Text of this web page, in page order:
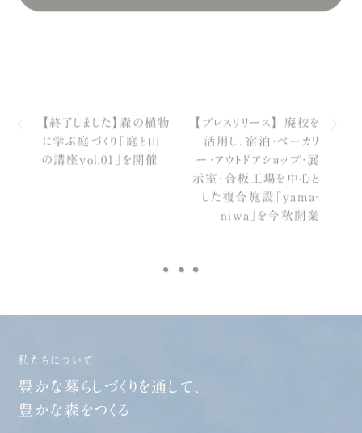
活用し、宿泊・ベーカリ
ー・アウトドアショップ・展
示室・合板工場を中心と
した複合施設「yama‐
niwa」を今秋開業
に学ぶ庭づくり「庭と山
の講座vol.01」を開催
豊かな森をつくる